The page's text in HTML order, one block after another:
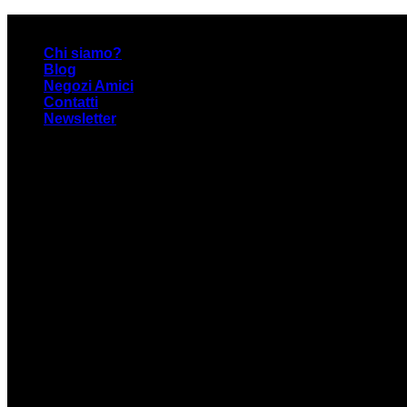
contentChi siamo?
Blog
Negozi Amici
Contatti
Newsletter